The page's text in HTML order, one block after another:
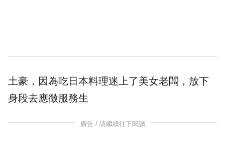
土豪 ，因為吃日本料理迷上了美女老闆，放下
身段去應徵服務生
廣告 / 請繼續往下閱讀